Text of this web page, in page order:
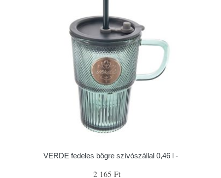
VERDE fedeles bögre szívószállal 0,46 l -
2 165 Ft